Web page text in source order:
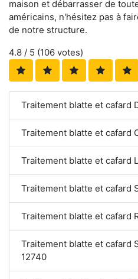
maison et débarrasser de
américains, n'hésitez pas à
de notre structure.
4.8 / 5 (106 votes)
Traitement blatte et cafard
Traitement blatte et cafard
Traitement blatte et cafard
Traitement blatte et cafard
Traitement blatte et cafard
Traitement blatte et cafard
12740